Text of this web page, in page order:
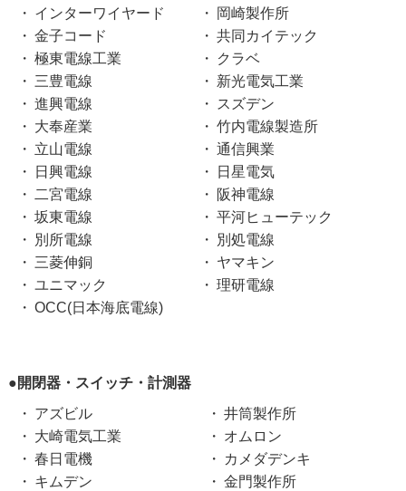
インターワイヤード
岡崎製作所
金子コード
共同カイテック
極東電線工業
クラベ
三豊電線
新光電気工業
進興電線
スズデン
大奉産業
竹内電線製造所
立山電線
通信興業
日興電線
日星電気
二宮電線
阪神電線
坂東電線
平河ヒューテック
別所電線
別処電線
三菱伸銅
ヤマキン
ユニマック
理研電線
OCC(日本海底電線)
●開閉器・スイッチ・計測器
アズビル
井筒製作所
大崎電気工業
オムロン
春日電機
カメダデンキ
キムデン
金門製作所